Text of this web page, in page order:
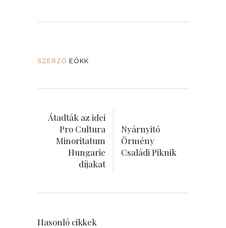
SZERZŐ EÖKK
Átadták az idei
Pro Cultura
Minoritatum
Hungarie
díjakat
Nyárnyitó
Örmény
Családi Piknik
Hasonló cikkek